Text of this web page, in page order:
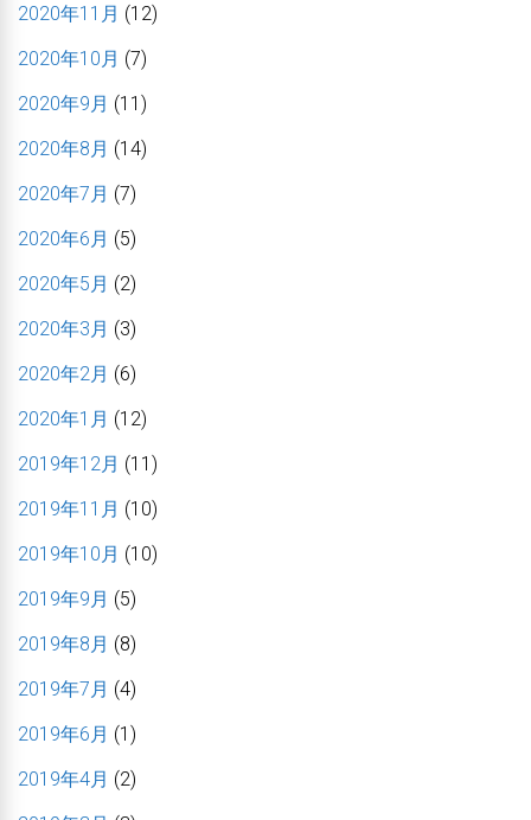
2020年11月 (12)
2020年10月 (7)
2020年9月 (11)
2020年8月 (14)
2020年7月 (7)
2020年6月 (5)
2020年5月 (2)
2020年3月 (3)
2020年2月 (6)
2020年1月 (12)
2019年12月 (11)
2019年11月 (10)
2019年10月 (10)
2019年9月 (5)
2019年8月 (8)
2019年7月 (4)
2019年6月 (1)
2019年4月 (2)